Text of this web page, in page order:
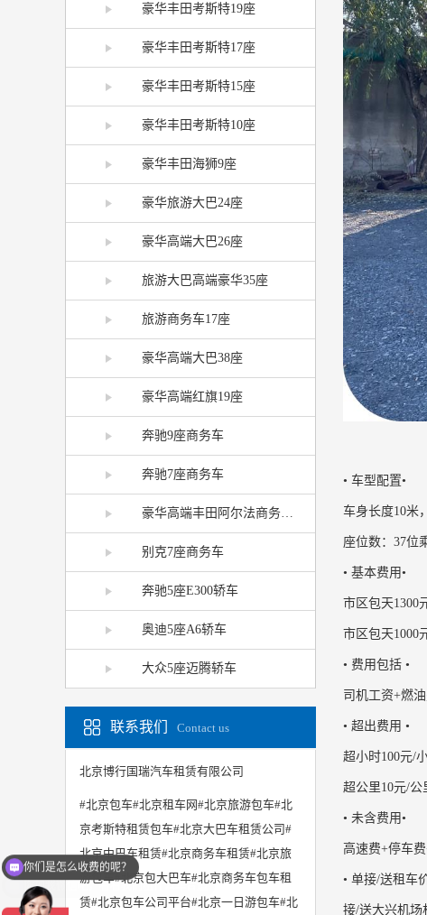
豪华丰田考斯特19座
豪华丰田考斯特17座
豪华丰田考斯特15座
豪华丰田考斯特10座
豪华丰田海狮9座
豪华旅游大巴24座
豪华高端大巴26座
旅游大巴高端豪华35座
旅游商务车17座
豪华高端大巴38座
豪华高端红旗19座
奔驰9座商务车
奔驰7座商务车
豪华高端丰田阿尔法商务车7座
别克7座商务车
奔驰5座E300轿车
奥迪5座A6轿车
大众5座迈腾轿车
联系我们 Contact us
北京博行国瑞汽车租赁有限公司
#北京包车#北京租车网#北京旅游包车#北
京考斯特租赁包车#北京大巴车租赁公司#
北京中巴车租赁#北京商务车租赁#北京旅
游包车#北京包大巴车#北京商务车包车租
赁#北京包车公司平台#北京一日游包车#北
• 车型配置•
车身长度10米
座位数：37位
• 基本费用•
市区包天1300
市区包天1000
• 费用包括 •
司机工资+燃油
• 超出费用 •
超小时100元/
超公里10元/公
• 未含费用•
高速费+停车
• 单接/送租车
接/送大兴机场
你加我微信吧，看看我们租什么车合适